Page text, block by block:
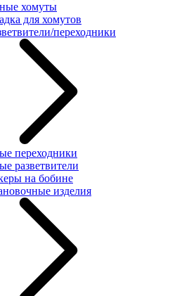
хомуты
для хомутов
переходники
переходники
разветвители
на бобине
изделия